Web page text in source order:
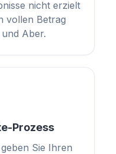
nicht erzielt
vollen Betrag
Aber.
Prozess
Sie Ihren